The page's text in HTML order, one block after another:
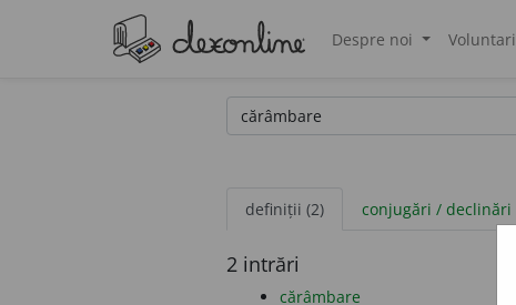
Despre noi Voluntari
definiții (2) conjugări / declinări
2 intrări
cărâmbare